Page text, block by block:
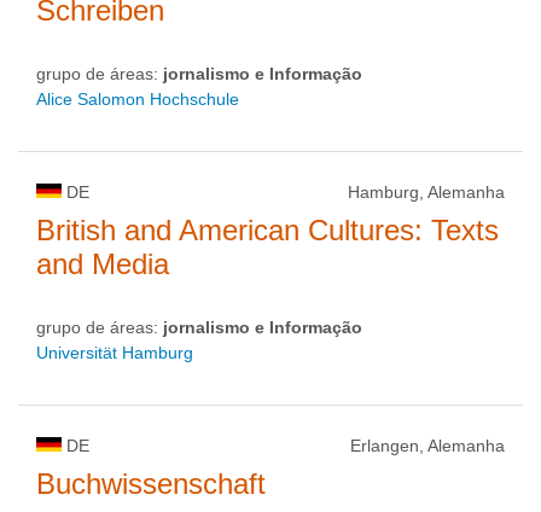
Schreiben
grupo de áreas: jornalismo e Informação
Alice Salomon Hochschule
DE Hamburg, Alemanha
British and American Cultures: Texts
and Media
grupo de áreas: jornalismo e Informação
Universität Hamburg
DE Erlangen, Alemanha
Buchwissenschaft